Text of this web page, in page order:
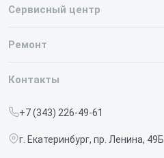
Сервисный центр
О нашем сервисе
Срочный ремонт
Доставка и способы оплаты
Ремонт
Iphone
Контакты
+7 (343) 226-49-61
г. Екатеринбург, пр. Ленина, 49Б